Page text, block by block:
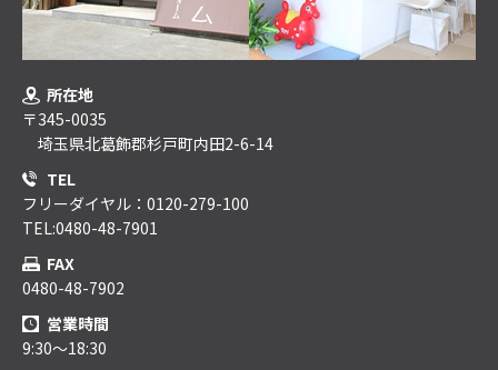
所在地
〒345-0035
埼玉県北葛飾郡杉戸町内田2-6-14
TEL
フリーダイヤル：0120-279-100
TEL:0480-48-7901
FAX
0480-48-7902
営業時間
9:30～18:30